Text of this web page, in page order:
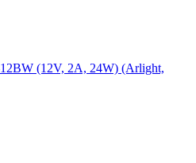
(12V, 2A, 24W) (Arlight,